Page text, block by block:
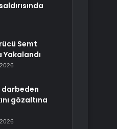
Semt
Yakalandı
darbeden
gözaltına